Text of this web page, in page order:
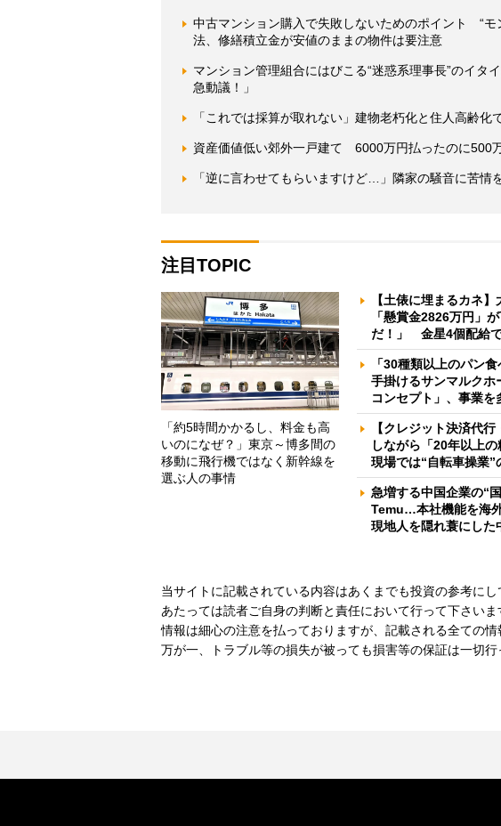
中古マンション購入で失敗しないためのポイント “モ
法、修繕積立金が安値のままの物件は要注意
マンション管理組合にはびこる“迷惑系理事長”のイ
急動議！」
「これでは採算が取れない」建物老朽化と住人高齢
資産価値低い郊外一戸建て 6000万円払ったのに500
「逆に言わせてもらいますけど…」隣家の騒音に苦情
注目TOPIC
「約5時間かかるし、料金も高
いのになぜ？」東京～博多間の
移動に飛行機ではなく新幹線を
選ぶ人の事情
【土俵に埋まるカネ
「懸賞金2826万円」
だ！」 金星4個配給
「30種類以上のパン
手掛けるサンマルク
コンセプト」、事業
【クレジット決済代
しながら「20年以上
現場では“自転車操業”
急増する中国企業の“
Temu…本社機能を海
現地人を隠れ蓑にした
当サイトに記載されている内容はあくまでも投資の参考に
あたっては読者ご自身の判断と責任において行って下さい
情報は細心の注意を払っておりますが、記載される全ての
万が一、トラブル等の損失が被っても損害等の保証は一切